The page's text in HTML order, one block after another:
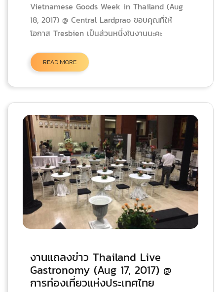
Vietnamese Goods Week in Thailand (Aug
18, 2017) @ Central Lardprao ขอบคุณที่ให้
โอกาส Tresbien เป็นส่วนหนึ่งในงานนะคะ
READ MORE
งานแถลงข่าว Thailand Live
Gastronomy (Aug 17, 2017) @
การท่องเที่ยวแห่งประเทศไทย